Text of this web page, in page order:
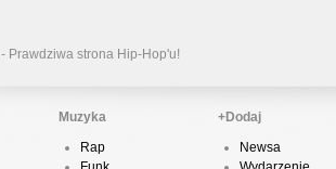
- Prawdziwa strona Hip-Hop'u!
Muzyka
Rap
+Dodaj
Newsa